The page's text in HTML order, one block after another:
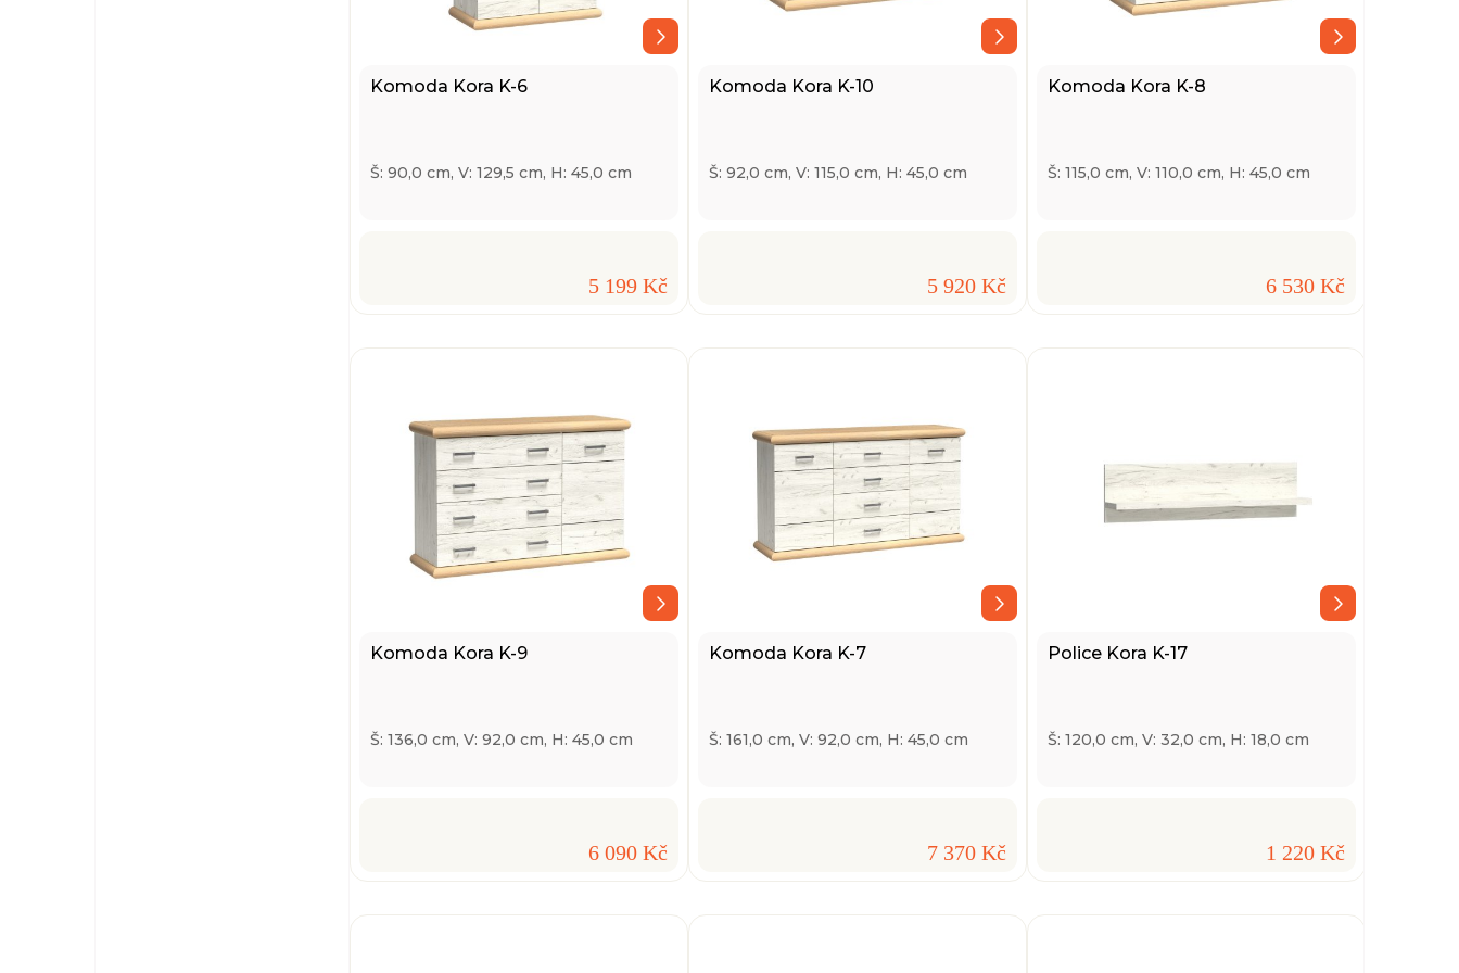
Komoda Kora K-6
Š: 90,0 cm, V: 129,5 cm, H: 45,0 cm
5 199 Kč
Komoda Kora K-10
Š: 92,0 cm, V: 115,0 cm, H: 45,0 cm
5 920 Kč
Komoda Kora K-8
Š: 115,0 cm, V: 110,0 cm, H: 45,0 cm
6 530 Kč
Komoda Kora K-9
Š: 136,0 cm, V: 92,0 cm, H: 45,0 cm
6 090 Kč
Komoda Kora K-7
Š: 161,0 cm, V: 92,0 cm, H: 45,0 cm
7 370 Kč
Police Kora K-17
Š: 120,0 cm, V: 32,0 cm, H: 18,0 cm
1 220 Kč